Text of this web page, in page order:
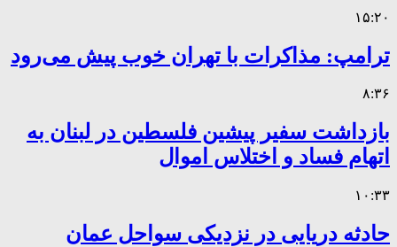
۱۵:۲۰
ترامپ: مذاکرات با تهران خوب پیش می‌رود
۸:۳۶
بازداشت سفیر پیشین فلسطین در لبنان به
اتهام فساد و اختلاس اموال
۱۰:۳۳
حادثه دریایی در نزدیکی سواحل عمان